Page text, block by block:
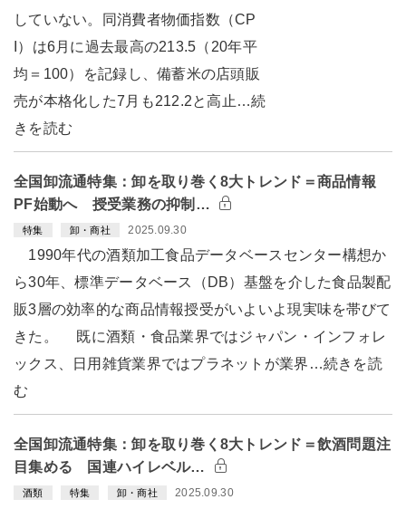
していない。同消費者物価指数（CP
I）は6月に過去最高の213.5（20年平
均＝100）を記録し、備蓄米の店頭販
売が本格化した7月も212.2と高止…続
きを読む
全国卸流通特集：卸を取り巻く8大トレンド＝商品情報
PF始動へ 授受業務の抑制…
特集 卸・商社 2025.09.30
1990年代の酒類加工食品データベースセンター構想か
ら30年、標準データベース（DB）基盤を介した食品製配
販3層の効率的な商品情報授受がいよいよ現実味を帯びて
きた。 既に酒類・食品業界ではジャパン・インフォレ
ックス、日用雑貨業界ではプラネットが業界…続きを読
む
全国卸流通特集：卸を取り巻く8大トレンド＝飲酒問題注
目集める 国連ハイレベル…
酒類 特集 卸・商社 2025.09.30